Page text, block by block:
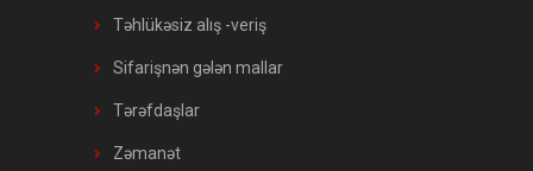
Təhlükəsiz alış -veriş
Sifarişnən gələn mallar
Tərəfdaşlar
Zəmanət